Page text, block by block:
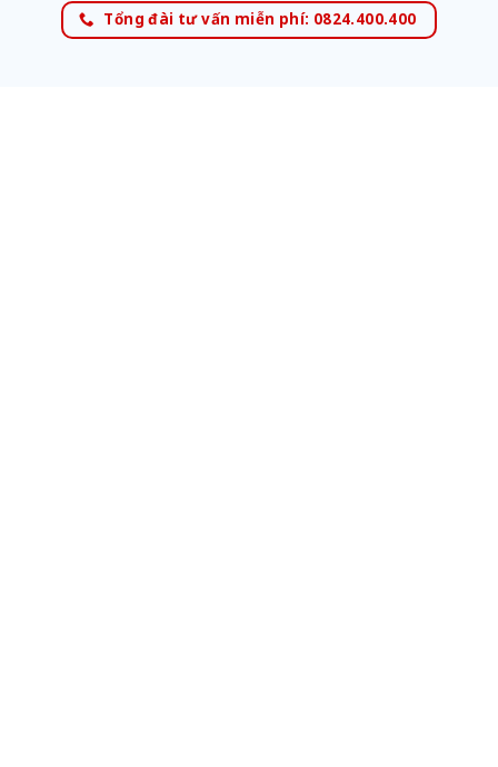
Tổng đài tư vấn miễn phí: 0824.400.400